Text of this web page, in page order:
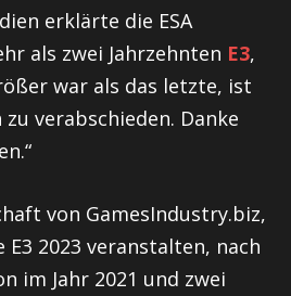
erklärte die ESA
als zwei Jahrzehnten E3,
war als das letzte, ist
verabschieden. Danke
von GamesIndustry.biz,
E3 2023 veranstalten, nach
im Jahr 2021 und zwei